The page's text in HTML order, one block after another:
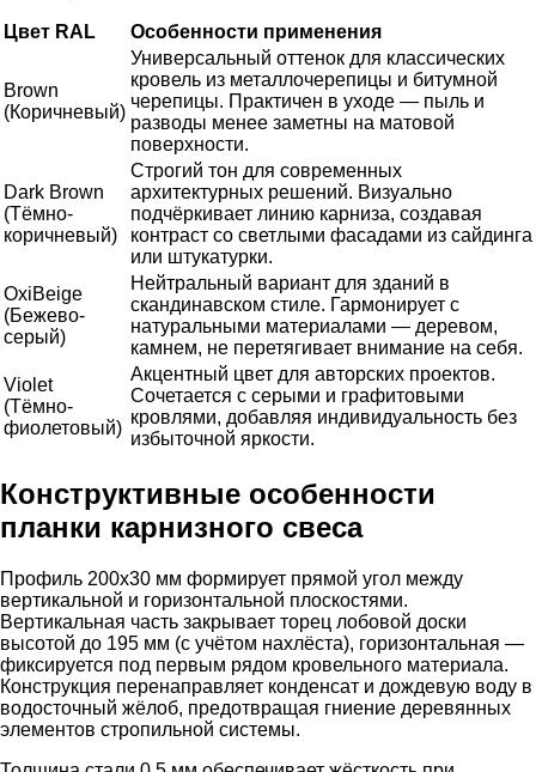
Цвет RAL Особенности применения
Brown
(Коричневый)
Универсальный оттенок для классических
кровель из металлочерепицы и битумной
черепицы. Практичен в уходе — пыль и
разводы менее заметны на матовой
поверхности.
Dark Brown
(Тёмно-
коричневый)
Строгий тон для современных
архитектурных решений. Визуально
подчёркивает линию карниза, создавая
контраст со светлыми фасадами из сайдинга
или штукатурки.
OxiBеige
(Бежево-
серый)
Нейтральный вариант для зданий в
скандинавском стиле. Гармонирует с
натуральными материалами — деревом,
камнем, не перетягивает внимание на себя.
Violet
(Тёмно-
фиолетовый)
Акцентный цвет для авторских проектов.
Сочетается с серыми и графитовыми
кровлями, добавляя индивидуальность без
избыточной яркости.
Конструктивные особенности
планки карнизного свеса
Профиль 200х30 мм формирует прямой угол между
вертикальной и горизонтальной плоскостями.
Вертикальная часть закрывает торец лобовой доски
высотой до 195 мм (с учётом нахлёста), горизонтальная —
фиксируется под первым рядом кровельного материала.
Конструкция перенаправляет конденсат и дождевую воду в
водосточный жёлоб, предотвращая гниение деревянных
элементов стропильной системы.